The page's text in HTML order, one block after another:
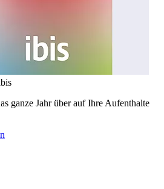
ganze Jahr über auf Ihre Aufenthalte